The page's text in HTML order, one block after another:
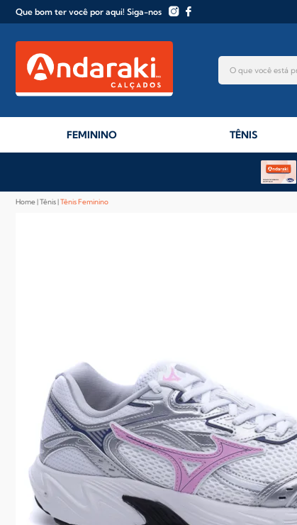
Que bom ter você por aqui! Siga-nos
FEMININO TÊNIS
Home Tênis Tênis Feminino